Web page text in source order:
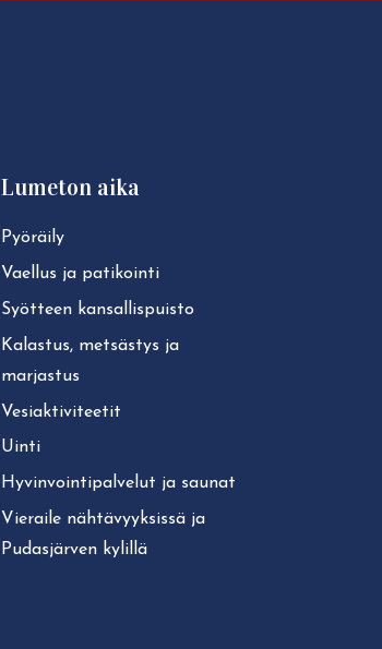
Lumeton aika
Pyöräily
Vaellus ja patikointi
Syötteen kan­sal­lis­puis­to
Kalastus, metsästys ja
marjastus
Ve­siak­ti­vi­tee­tit
Uinti
Hy­vin­voin­ti­pal­ve­lut ja saunat
Vieraile näh­tä­vyyk­sis­sä ja
Pudasjärven kylillä